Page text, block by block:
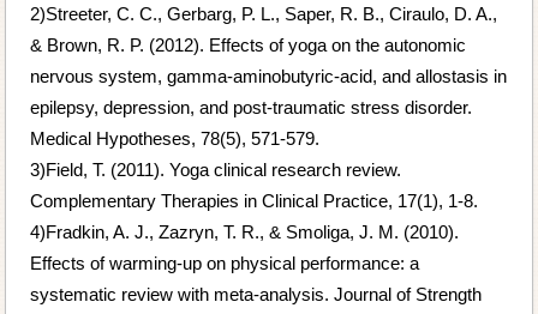
2)Streeter, C. C., Gerbarg, P. L., Saper, R. B., Ciraulo, D. A.,
& Brown, R. P. (2012). Effects of yoga on the autonomic
nervous system, gamma-aminobutyric-acid, and allostasis in
epilepsy, depression, and post-traumatic stress disorder.
Medical Hypotheses, 78(5), 571-579.
3)Field, T. (2011). Yoga clinical research review.
Complementary Therapies in Clinical Practice, 17(1), 1-8.
4)Fradkin, A. J., Zazryn, T. R., & Smoliga, J. M. (2010).
Effects of warming-up on physical performance: a
systematic review with meta-analysis. Journal of Strength